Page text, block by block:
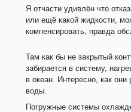
Я отчасти удивлён что
или ещё какой жидкости,
компенсировать, правда
Там как бы не закрытый
забирается в систему,
в океан. Интересно, как
воды.
Погружные системы